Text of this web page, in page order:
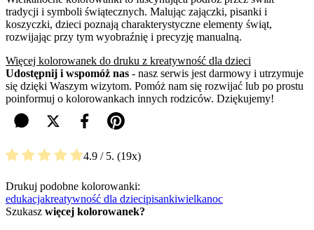
tradycji i symboli świątecznych. Malując zajączki, pisanki i
koszyczki, dzieci poznają charakterystyczne elementy świąt,
rozwijając przy tym wyobraźnię i precyzję manualną.
Więcej kolorowanek do druku z kreatywność dla dzieci
Udostępnij i wspomóż nas - nasz serwis jest darmowy i utrzymuje
się dzięki Waszym wizytom. Pomóż nam się rozwijać lub po prostu
poinformuj o kolorowankach innych rodziców. Dziękujemy!
4.9 / 5. 19
Drukuj podobne kolorowanki:
edukacjakreatywność dla dziecipisankiwielkanoc
Szukasz więcej kolorowanek?